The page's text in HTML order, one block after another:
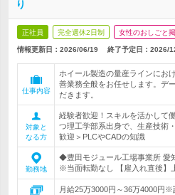
り
正社員 完全週休2日制 女性のおしごと
情報更新日：2026/06/19 終了予定日： 2026/
仕事内容
ホイール製造の量産ラインにお
善業務全般をお任せします。デ
だきます。
対象と
なる方
経験者歓迎！スキルを活かして
つ理工学部系出身で、生産技術
歓迎＞PLCやCADの知識
勤務地
◆豊田モジュール工場事業所 愛
※当面転勤なし 【雇入れ直後】
月給25万3000円～36万4000円